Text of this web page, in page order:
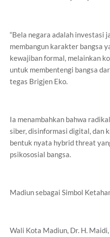
“Bela negara adalah investasi
membangun karakter bangsa
kewajiban formal, melainkan
untuk membentengi bangsa
tegas Brigjen Eko.
Ia menambahkan bahwa
siber, disinformasi digital, dan
bentuk nyata hybrid threat
psikososial bangsa.
Madiun sebagai Simbol
Wali Kota Madiun, Dr. H.